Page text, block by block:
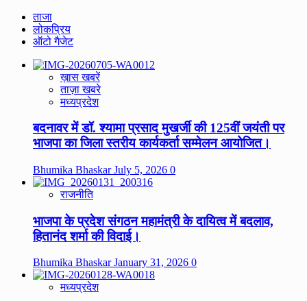
ताजा
लोकप्रिय
ऑटो गैजेट
ख़ास खबरें
ताज़ा खबरे
मध्यप्रदेश
बदनावर में डॉ. श्यामा प्रसाद मुखर्जी की 125वीं जयंती पर
भाजपा का जिला स्तरीय कार्यकर्ता सम्मेलन आयोजित।
Bhumika BhaskarJuly 5, 2026 0
राजनीति
भाजपा के प्रदेश संगठन महामंत्री के दायित्व में बदलाव,
हितानंद शर्मा की विदाई।
Bhumika BhaskarJanuary 31, 2026 0
मध्यप्रदेश